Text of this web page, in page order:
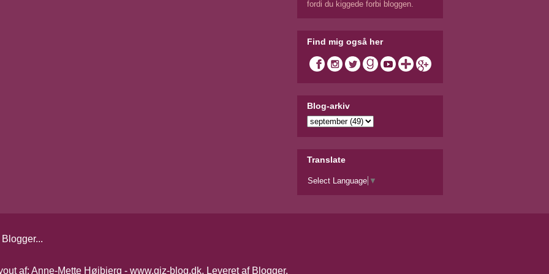
fordi du kiggede forbi bloggen.
Find mig også her
Blog-arkiv
Translate
Select Language ▼
af: Anne-Mette Højbjerg - www.giz-blog.dk. Leveret af Blogger.